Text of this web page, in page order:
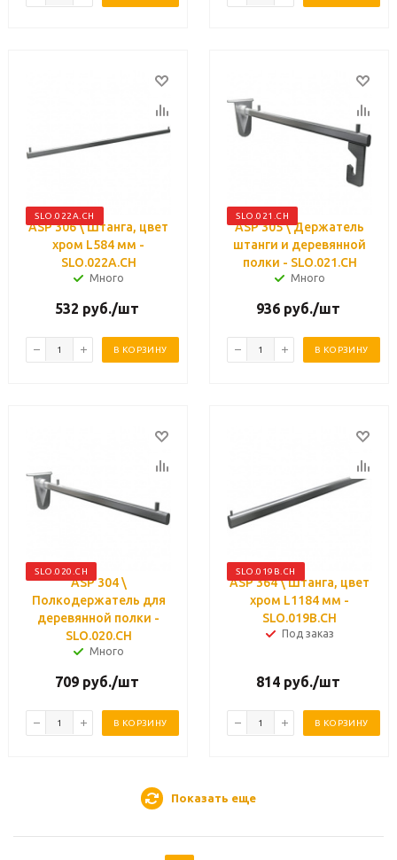
SLO.022A.CH
ASP 306 \ Штанга, цвет
хром L584 мм -
SLO.022A.CH
Много
532 руб./шт
В КОРЗИНУ
SLO.021.CH
ASP 305 \ Держатель
штанги и деревянной
полки - SLO.021.CH
Много
936руб./шт
В КОРЗИНУ
SLO.020.CH
ASP 304 \
Полкодержатель для
деревянной полки -
SLO.020.CH
Много
709руб./шт
В КОРЗИНУ
SLO.019B.CH
ASP 364 \ Штанга, цвет
хром L1184 мм -
SLO.019B.CH
Под заказ
814руб./шт
В КОРЗИНУ
Показать еще